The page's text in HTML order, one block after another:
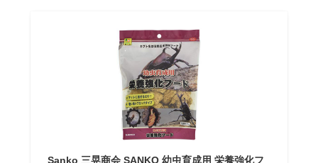
Sanko 三晃商会 SANKO 幼虫育成用 栄養強化フ